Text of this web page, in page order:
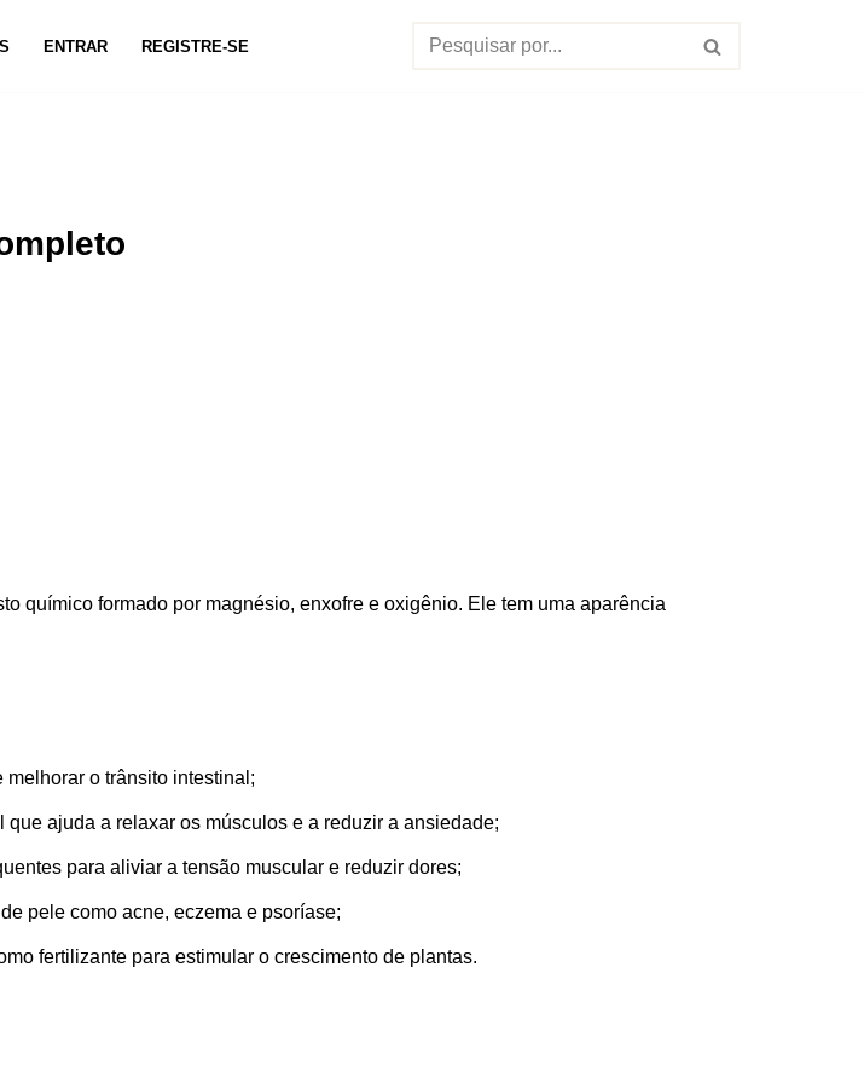
ENTRAR REGISTRE-SE
químico formado por magnésio, enxofre e oxigênio. Ele tem uma aparência
o trânsito intestinal;
ajuda a relaxar os músculos e a reduzir a ansiedade;
para aliviar a tensão muscular e reduzir dores;
pele como acne, eczema e psoríase;
fertilizante para estimular o crescimento de plantas.